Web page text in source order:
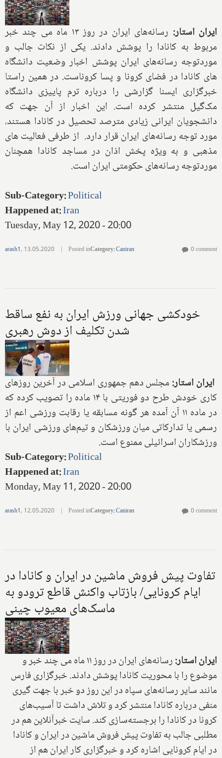
ایران استار:
رسانه‌های ایران در روز ۱۳ ماه می چند خبر
مربوط به کانادا را پوشش دادند. یکی از نکات جالب و
موردتوجه رسانه‌های ایران پوشش اخبار وضعیت دانشگاه
های کانادا در فضای کرونا و پسا کروناست. در همین راستا
خبرگزاری ایسنا گزارشی را درباره ترم پاییزی دانشگاه
مک‌گیل منتشر کرده است. این اخبار از آن جهت که
دانشجویان ایرانی زیادی مترصد تحصیل در کانادا هستند،
مورد توجه رسانه‌های ایران قرار دارد. از طرفی فعالیت های
مذهبی و به ویژه پخش اذان در مساجد کانادا همچنان
موردتوجه رسانه‌های حکومتی ایران است.
Sub-Category:Political
Happened at:Iran
Tuesday, May 12, 2020 - 20:00
arash1, 13.05.2020 | Posted inCategory:Caniran 0 comment
خودکشی جهانی ورزش ایران به نفع ساقط
شدن تکلیف از دوش رهبری
ایران استار: مجلس دهم جمهوری اسلامی در آخرین روزهای
کاری خودش طرح دو فوریتی با ۱۴ ماده را تصویب کرده که
در ماده ۱۱ آن آمده هر گونه مسابقه یا رقابت ورزشی اعم از
رسمی یا تدارکاتی میان ورزشکان و تیم‌های ورزشی ایران با
ورزشکاران اسرائیلی ممنوع است.
Sub-Category:Political
Happened at:Iran
Monday, May 11, 2020 - 20:00
arash1, 12.05.2020 | Posted inCategory:Caniran 0 comment
تفاوت پیش فروش ماشین در ایران و کانادا در
ایام کرونایی/ بازتاب واکنش قاطع ترودو به
ماسک‌های معیوب چینی
ایران استار:
رسانه‌های ایران در روز ۱۱ ماه می چند خبر و
موضوع را با محوریت کانادا پوشش دادند. خبرگزاری فارس
مانند سایر رسانه‌های سپاه در این روز دو خبر با جهت گیری
منفی درباره کانادا منتشر کرد و تلاش داشت تا آسیب‌های
کرونا در کانادا را برجسته‌سازی کند. سایت خبرآنلاین هم در
مطلبی جالب به تفاوت پیش فروش ماشین در ایران و کانادا
در ایام کرونایی اشاره کرد و خبرگزاری کار ایران هم از